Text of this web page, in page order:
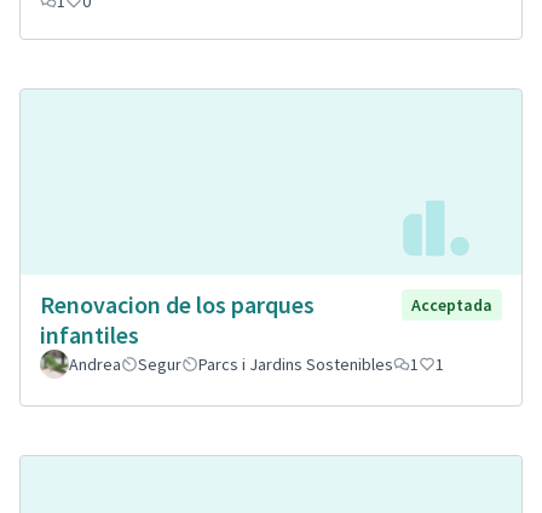
Renovacion de los parques
infantiles
Acceptada
Andrea Segur Parcs i Jardins Sostenibles 1 1